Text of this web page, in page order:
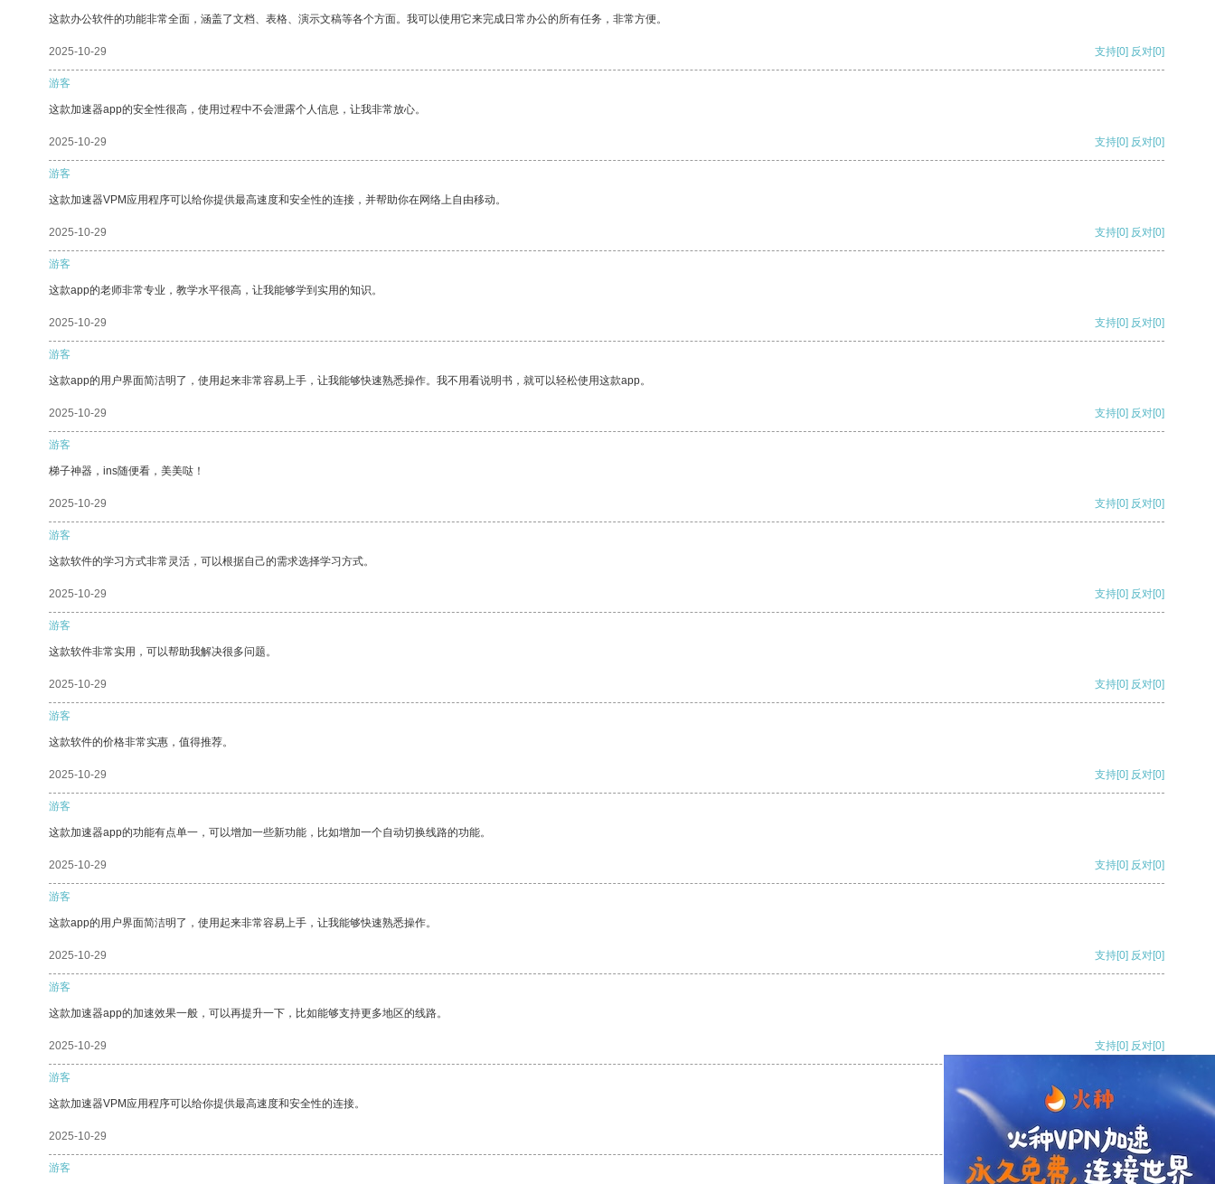
这款办公软件的功能非常全面，涵盖了文档、表格、演示文稿等各个方面。我可以使用它来完成日常办公的所有任务，非常方便。
2025-10-29 支持[0] 反对[0]
游客
这款加速器app的安全性很高，使用过程中不会泄露个人信息，让我非常放心。
2025-10-29 支持[0] 反对[0]
游客
这款加速器VPM应用程序可以给你提供最高速度和安全性的连接，并帮助你在网络上自由移动。
2025-10-29 支持[0] 反对[0]
游客
这款app的老师非常专业，教学水平很高，让我能够学到实用的知识。
2025-10-29 支持[0] 反对[0]
游客
这款app的用户界面简洁明了，使用起来非常容易上手，让我能够快速熟悉操作。我不用看说明书，就可以轻松使用这款app。
2025-10-29 支持[0] 反对[0]
游客
梯子神器，ins随便看，美美哒！
2025-10-29 支持[0] 反对[0]
游客
这款软件的学习方式非常灵活，可以根据自己的需求选择学习方式。
2025-10-29 支持[0] 反对[0]
游客
这款软件非常实用，可以帮助我解决很多问题。
2025-10-29 支持[0] 反对[0]
游客
这款软件的价格非常实惠，值得推荐。
2025-10-29 支持[0] 反对[0]
游客
这款加速器app的功能有点单一，可以增加一些新功能，比如增加一个自动切换线路的功能。
2025-10-29 支持[0] 反对[0]
游客
这款app的用户界面简洁明了，使用起来非常容易上手，让我能够快速熟悉操作。
2025-10-29 支持[0] 反对[0]
游客
这款加速器app的加速效果一般，可以再提升一下，比如能够支持更多地区的线路。
2025-10-29 支持[0] 反对[0]
游客
这款加速器VPM应用程序可以给你提供最高速度和安全性的连接。
2025-10-29 支持[0] 反对
游客